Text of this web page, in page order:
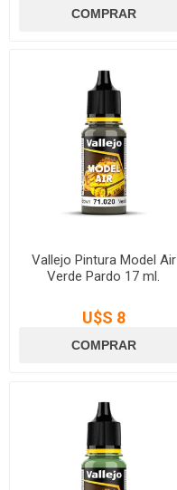
Vallejo Pintura Model Air
Verde Pardo 17 ml.
U$S 8